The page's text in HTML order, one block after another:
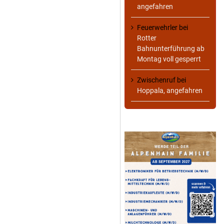
angefahren
Feuerwehrler bei
Rotter
Bahnunterführung ab
Montag voll gesperrt
Zwischenruf bei
Hoppala, angefahren